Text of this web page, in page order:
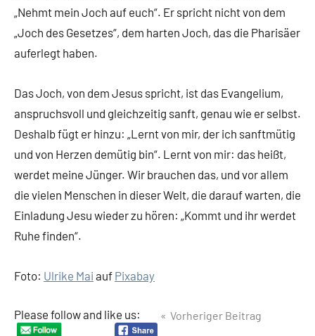
„Nehmt mein Joch auf euch“. Er spricht nicht von dem
„Joch des Gesetzes“, dem harten Joch, das die Pharisäer
auferlegt haben.
Das Joch, von dem Jesus spricht, ist das Evangelium,
anspruchsvoll und gleichzeitig sanft, genau wie er selbst.
Deshalb fügt er hinzu: „Lernt von mir, der ich sanftmütig
und von Herzen demütig bin“. Lernt von mir: das heißt,
werdet meine Jünger. Wir brauchen das, und vor allem
die vielen Menschen in dieser Welt, die darauf warten, die
Einladung Jesu wieder zu hören: „Kommt und ihr werdet
Ruhe finden“.
Foto: Ulrike Mai auf Pixabay
Please follow and like us:
BeitragsnavigationVorheriger Beitrag